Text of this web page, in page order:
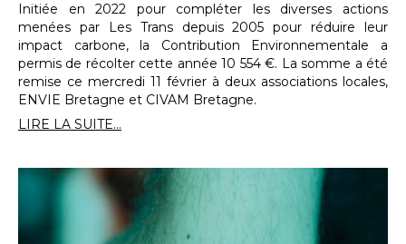
Initiée en 2022 pour compléter les diverses actions
menées par Les Trans depuis 2005 pour réduire leur
impact carbone, la Contribution Environnementale a
permis de récolter cette année 10 554 €. La somme a été
remise ce mercredi 11 février à deux associations locales,
ENVIE Bretagne et CIVAM Bretagne.
LIRE LA SUITE...